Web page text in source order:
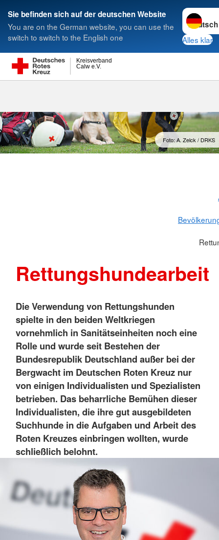
Sie befinden sich auf der deutschen Website
You are on the German website, you can use the
switch to switch to the English one
Sprache
Alles klar
Calw e.V.
Kreisverband
Suche
Foto: A. Zelck / DRKS
Rettungshundearbeit
Die Verwendung von Rettungshunden
spielte in den beiden Weltkriegen
vornehmlich in Sanitätseinheiten noch eine
Rolle und wurde seit Bestehen der
Bundesrepublik Deutschland außer bei der
Bergwacht im Deutschen Roten Kreuz nur
von einigen Individualisten und Spezialisten
betrieben. Das beharrliche Bemühen dieser
Individualisten, die ihre gut ausgebildeten
Suchhunde in die Aufgaben und Arbeit des
Roten Kreuzes einbringen wollten, wurde
schließlich belohnt.